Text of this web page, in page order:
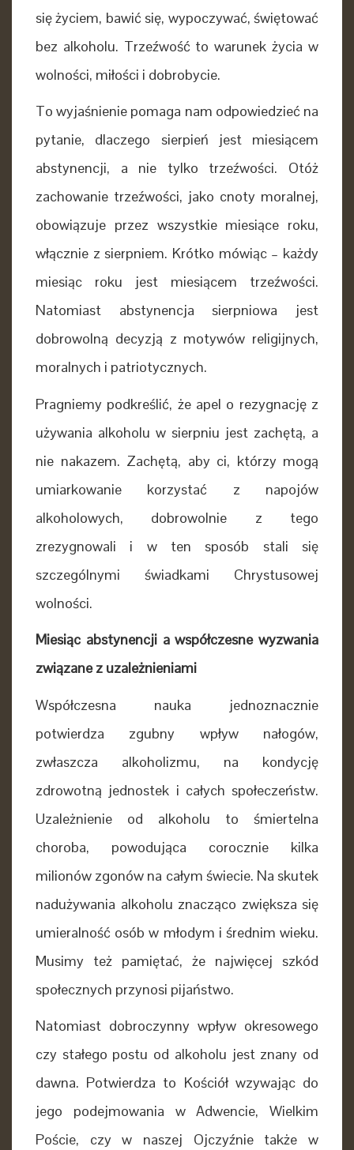
się życiem, bawić się, wypoczywać, świętować
bez alkoholu. Trzeźwość to warunek życia w
wolności, miłości i dobrobycie.
To wyjaśnienie pomaga nam odpowiedzieć na
pytanie, dlaczego sierpień jest miesiącem
abstynencji, a nie tylko trzeźwości. Otóż
zachowanie trzeźwości, jako cnoty moralnej,
obowiązuje przez wszystkie miesiące roku,
włącznie z sierpniem. Krótko mówiąc – każdy
miesiąc roku jest miesiącem trzeźwości.
Natomiast abstynencja sierpniowa jest
dobrowolną decyzją z motywów religijnych,
moralnych i patriotycznych.
Pragniemy podkreślić, że apel o rezygnację z
używania alkoholu w sierpniu jest zachętą, a
nie nakazem. Zachętą, aby ci, którzy mogą
umiarkowanie korzystać z napojów
alkoholowych, dobrowolnie z tego
zrezygnowali i w ten sposób stali się
szczególnymi świadkami Chrystusowej
wolności.
Miesiąc abstynencji a współczesne wyzwania
związane z uzależnieniami
Współczesna nauka jednoznacznie
potwierdza zgubny wpływ nałogów,
zwłaszcza alkoholizmu, na kondycję
zdrowotną jednostek i całych społeczeństw.
Uzależnienie od alkoholu to śmiertelna
choroba, powodująca corocznie kilka
milionów zgonów na całym świecie. Na skutek
nadużywania alkoholu znacząco zwiększa się
umieralność osób w młodym i średnim wieku.
Musimy też pamiętać, że najwięcej szkód
społecznych przynosi pijaństwo.
Natomiast dobroczynny wpływ okresowego
czy stałego postu od alkoholu jest znany od
dawna. Potwierdza to Kościół wzywając do
jego podejmowania w Adwencie, Wielkim
Poście, czy w naszej Ojczyźnie także w